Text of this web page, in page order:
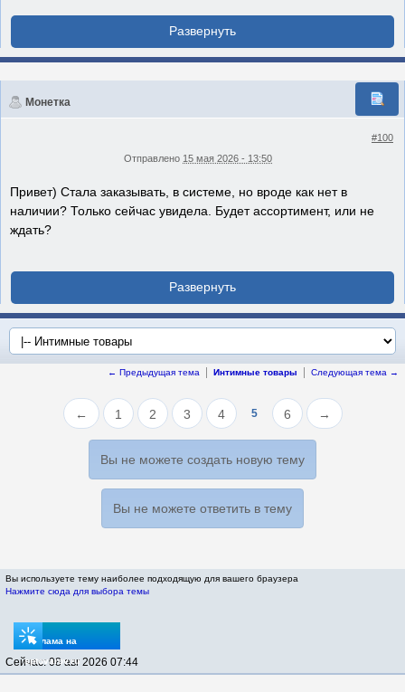
Монетка
#100
Отправлено 15 мая 2026 - 13:50
Привет) Стала заказывать, в системе, но вроде как нет в
наличии? Только сейчас увидела. Будет ассортимент, или не
ждать?
← Предыдущая тема Интимные товары Следующая тема →
← 1 2 3 4 5 6 →
Вы не можете создать новую тему
Вы не можете ответить в тему
Вы используете тему наиболее подходящую для вашего браузера
Нажмите сюда для выбора темы
Реклама на
sptovarov.ru
Сейчас: 08 авг 2026 07:44